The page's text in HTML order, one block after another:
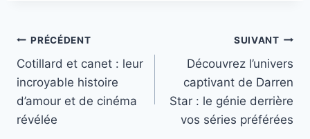
Navigation
de
l’article
PRÉCÉDENT
Cotillard et canet : leur
incroyable histoire
d’amour et de cinéma
révélée
SUIVANT
Découvrez l’univers
captivant de Darren
Star : le génie derrière
vos séries préférées